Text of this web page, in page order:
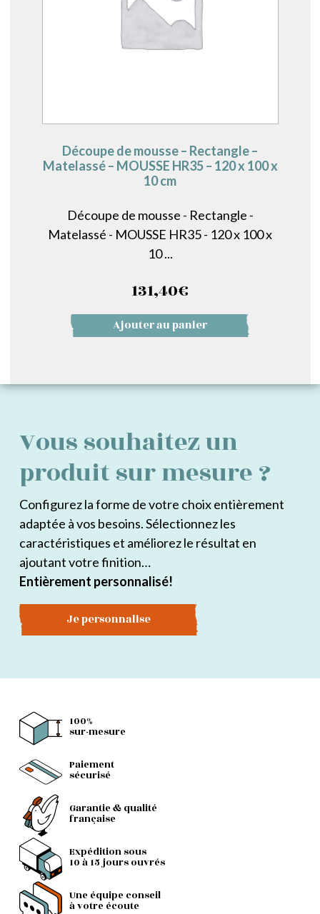
Découpe de mousse – Rectangle –
Matelassé – MOUSSE HR35 – 120 x 100 x
10 cm
Découpe de mousse - Rectangle -
Matelassé - MOUSSE HR35 - 120 x 100 x
10 ...
131,40€
Ajouter au panier
Vous souhaitez un
produit sur mesure ?
Configurez la forme de votre choix entièrement
adaptée à vos besoins. Sélectionnez les
caractéristiques et améliorez le résultat en
ajoutant votre finition…
Entièrement personnalisé!
Je personnalise
100%
sur-mesure
Paiement
sécurisé
Garantie & qualité
française
Expédition sous
10 à 15 jours ouvrés
Une équipe conseil
à votre écoute